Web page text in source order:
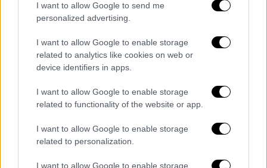
I want to allow Google to send me
personalized advertising.
I want to allow Google to enable storage
related to analytics like cookies on web or
device identifiers in apps.
I want to allow Google to enable storage
related to functionality of the website or app.
I want to allow Google to enable storage
related to personalization.
I want to allow Google to enable storage
τους συναδέλφους του αντιναζί ακτιβιστές
να προβαίνουν σε πράξεις δολιοφθοράς·
ήταν ένας ειρηνιστής που απεχθάνονταν τις
δολοφονίες και την αιματοχυσία:
συμβούλευε τους έμπιστους συναδέλφους
του να προσπαθήσουν να διακόψουν τις
γραμμές ανεφοδιασμού του γερμανικού
στρατού προς την Τσεχοσλοβακία και να
σαμποτάρουν τα φορτηγά που μετέφεραν
γερμανούς στρατιώτες. Ο Άλμπερτ έγινε